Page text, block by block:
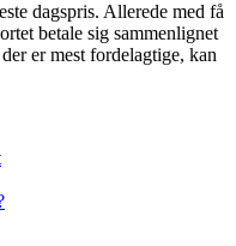
dagspris. Allerede med få
betale sig sammenlignet
er mest fordelagtige, kan